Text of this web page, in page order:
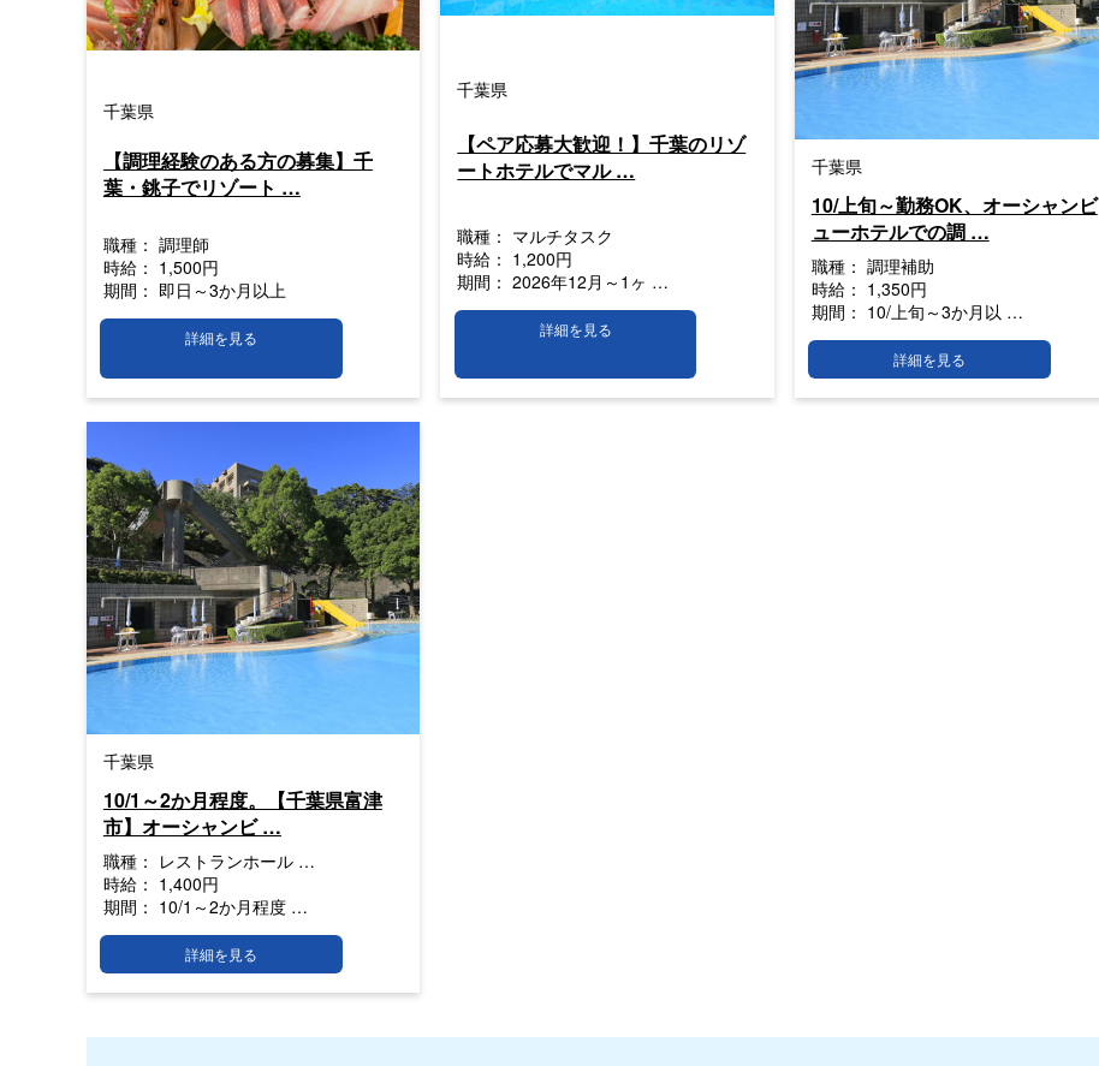
千葉県
【調理経験のある方の募集】千
葉・銚子でリゾート …
職種： 調理師
時給： 1,500円
期間： 即日～3か月以上
詳細を見る
千葉県
【ペア応募大歓迎！】千葉のリゾ
ートホテルでマル …
職種： マルチタスク
時給： 1,200円
期間： 2026年12月～1ヶ …
詳細を見る
千葉県
10/上旬～勤務OK、オーシャンビ
ューホテルでの調 …
職種： 調理補助
時給： 1,350円
期間： 10/上旬～3か月以 …
詳細を見る
千葉県
10/1～2か月程度。【千葉県富津
市】オーシャンビ …
職種： レストランホール …
時給： 1,400円
期間： 10/1～2か月程度 …
詳細を見る